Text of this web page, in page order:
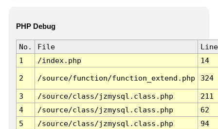
PHP Debug
No. File
Line
1
/index.php 14
2 /source/function/function_extend.php 324
3 /source/class/jzmysql.class.php
211
4
/source/class/jzmysql.class.php
62
5
/source/class/jzmysql.class.php
94